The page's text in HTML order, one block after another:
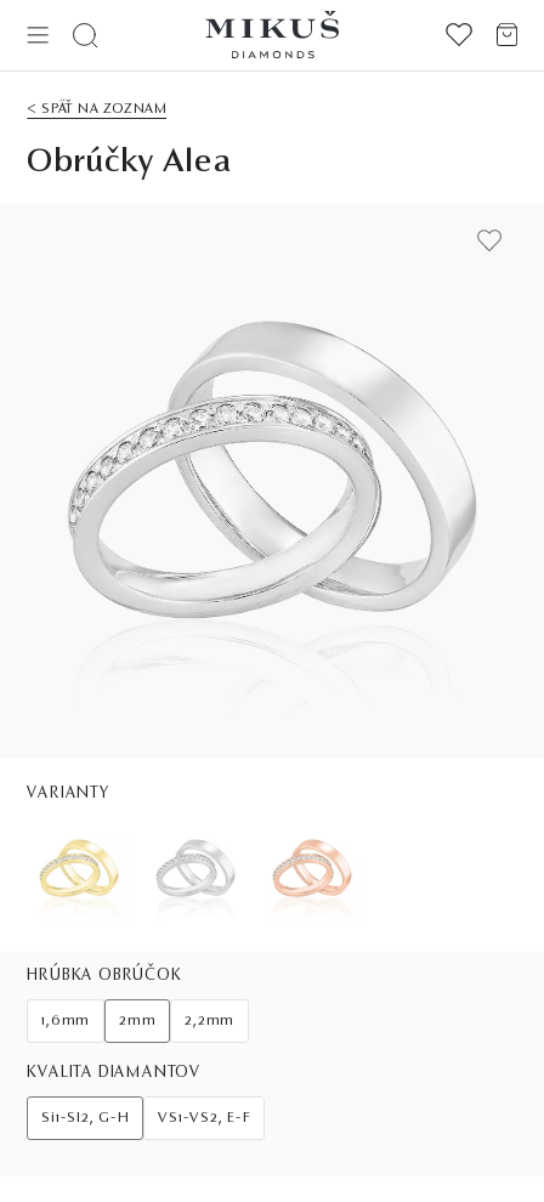
< SPÄŤ NA ZOZNAM
Obrúčky Alea
VARIANTY
HRÚBKA OBRÚČOK
1,6mm 2mm 2,2mm
KVALITA DIAMANTOV
Si1-SI2, G-H VS1-VS2, E-F